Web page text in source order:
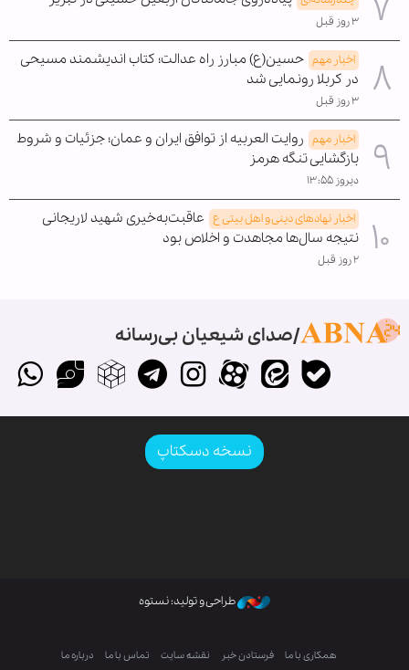
۳ روز قبل
اخبار مهم حسین(ع) مبارز راه عدالت؛ کتاب اندیشمند مسیحی
در کربلا رونمایی شد
۳ روز قبل
اخبار مهم روایت العربیه از توافق ایران و عمان؛ جزئیات و شروط
بازگشایی تنگه هرمز
دیروز ۱۳:۵۵
اخبار نهادهای دینی و اهل بیتی ع عاقبت‌به‌خیری شهید لاریجانی
نتیجه سال‌ها مجاهدت و اخلاص بود
۲ روز قبل
صدای شیعیان بی‌رسانه
نسخه دسکتاپ
طراحی و تولید: نستوه
همکاری با ما فرستادن خبر نقشه سایت تماس با ما درباره ما